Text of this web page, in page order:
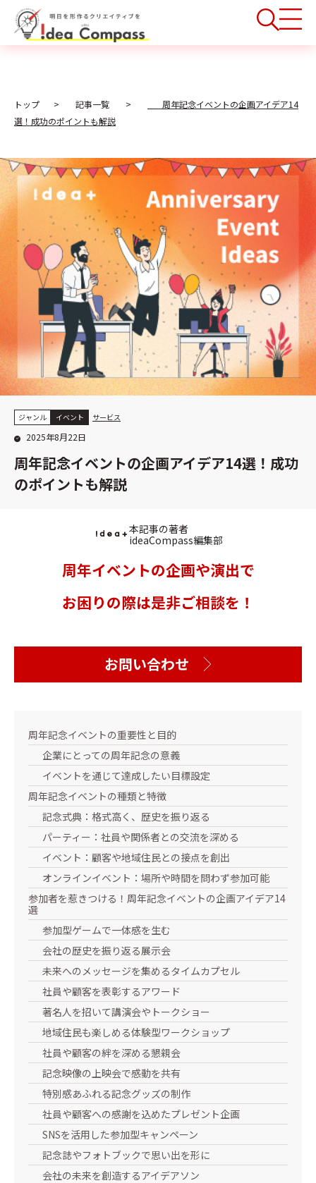
トップ 記事一覧
周年記念イベントの企画アイデア14
選！成功のポイントも解説
ジャンル イベント サービス
2025年8月22日
周年記念イベントの企画アイデア14選！成功
のポイントも解説
本記事の著者
ideaCompass編集部
周年イベントの企画や演出で
お困りの際は是非ご相談を！
お問い合わせ
周年記念イベントの重要性と目的
企業にとっての周年記念の意義
イベントを通じて達成したい目標設定
周年記念イベントの種類と特徴
記念式典：格式高く、歴史を振り返る
パーティー：社員や関係者との交流を深める
イベント：顧客や地域住民との接点を創出
オンラインイベント：場所や時間を問わず参加可能
参加者を惹きつける！周年記念イベントの企画アイデア14
選
参加型ゲームで一体感を生む
会社の歴史を振り返る展示会
未来へのメッセージを集めるタイムカプセル
社員や顧客を表彰するアワード
著名人を招いて講演会やトークショー
地域住民も楽しめる体験型ワークショップ
社員や顧客の絆を深める懇親会
記念映像の上映会で感動を共有
特別感あふれる記念グッズの制作
社員や顧客への感謝を込めたプレゼント企画
SNSを活用した参加型キャンペーン
記念誌やフォトブックで思い出を形に
会社の未来を創造するアイデアソン